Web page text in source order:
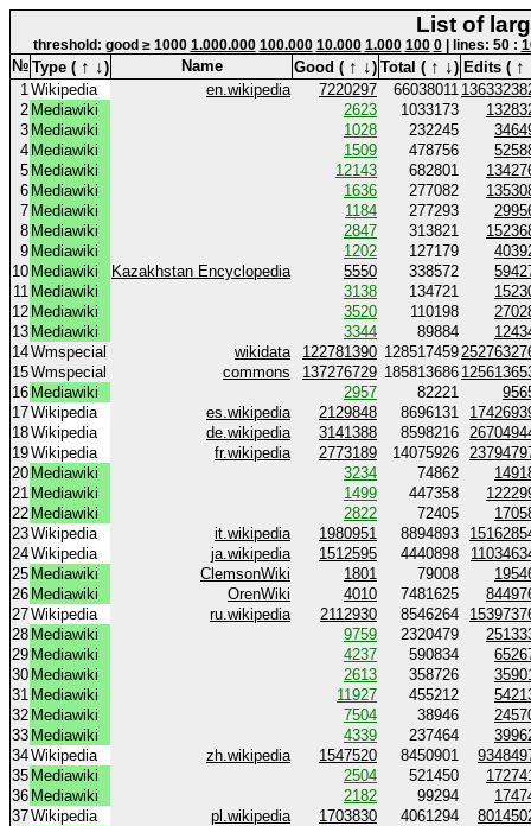
List of
threshold: good ≥ 1000 1.000.000 100.000 10.000 1.000 100 0| lines: 50 :
№ Type ( ↑ ↓) Name Good ( ↑ ↓) Total ( ↑ ↓) Edits ( ↑
1Wikipedia en.wikipedia 7220297 66038011
2 Mediawiki 2623 1033173
3 Mediawiki 1028 232245
4 Mediawiki 1509 478756
5 Mediawiki 12143 682801
6 Mediawiki 1636 277082
7 Mediawiki 1184 277293
8 Mediawiki 2847 313821
9 Mediawiki 1202 127179
10 Mediawiki Kazakhstan Encyclopedia 5550 338572
11 Mediawiki 3138 134721
12 Mediawiki 3520 110198
13 Mediawiki 3344 89884
14Wmspecial wikidata 122781390 128517459
15Wmspecial commons 137276729 185813686
16 Mediawiki 2957 82221
17Wikipedia es.wikipedia 2129848 8696131
18Wikipedia de.wikipedia 3141388 8598216
19Wikipedia fr.wikipedia 2773189 14075926
20 Mediawiki 3234 74862
21 Mediawiki 1499 447358
22 Mediawiki 2822 72405
23Wikipedia it.wikipedia 1980951 8894893
24Wikipedia ja.wikipedia 1512595 4440898
25 Mediawiki ClemsonWiki 1801 79008
26 Mediawiki OrenWiki 4010 7481625
27Wikipedia ru.wikipedia 2112930 8546264
28 Mediawiki 9759 2320479
29 Mediawiki 4237 590834
30 Mediawiki 2613 358726
31 Mediawiki 11927 455212
32 Mediawiki 7504 38946
33 Mediawiki 4339 237464
34Wikipedia zh.wikipedia 1547520 8450901
35 Mediawiki 2504 521450
36 Mediawiki 2182 99294
37Wikipedia pl.wikipedia 1703830 4061294